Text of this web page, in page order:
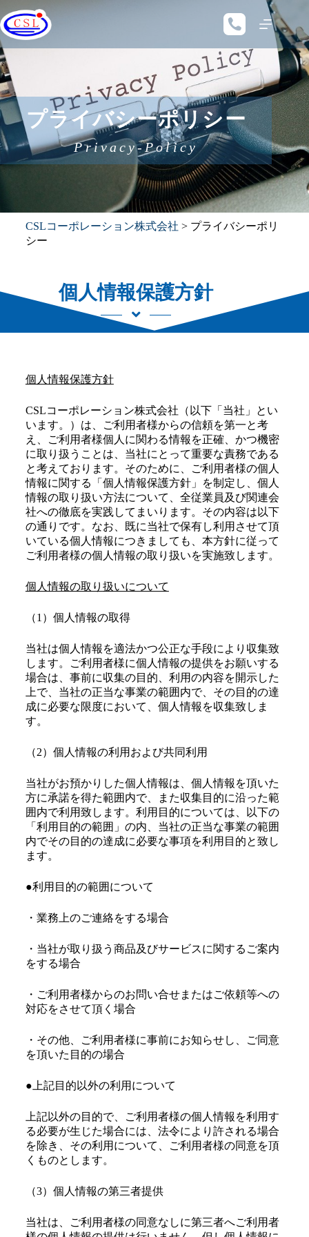
プライバシーポリシー
Privacy-Policy
CSLコーポレーション株式会社 > プライバシーポリ
シー
個人情報保護方針
個人情報保護方針
CSLコーポレーション株式会社（以下「当社」とい
います。）は、ご利用者様からの信頼を第一と考
え、ご利用者様個人に関わる情報を正確、かつ機密
に取り扱うことは、当社にとって重要な責務である
と考えております。そのために、ご利用者様の個人
情報に関する「個人情報保護方針」を制定し、個人
情報の取り扱い方法について、全従業員及び関連会
社への徹底を実践してまいります。その内容は以下
の通りです。なお、既に当社で保有し利用させて頂
いている個人情報につきましても、本方針に従って
ご利用者様の個人情報の取り扱いを実施致します。
個人情報の取り扱いについて
（1）個人情報の取得
当社は個人情報を適法かつ公正な手段により収集致
します。ご利用者様に個人情報の提供をお願いする
場合は、事前に収集の目的、利用の内容を開示した
上で、当社の正当な事業の範囲内で、その目的の達
成に必要な限度において、個人情報を収集致しま
す。
（2）個人情報の利用および共同利用
当社がお預かりした個人情報は、個人情報を頂いた
方に承諾を得た範囲内で、また収集目的に沿った範
囲内で利用致します。利用目的については、以下の
「利用目的の範囲」の内、当社の正当な事業の範囲
内でその目的の達成に必要な事項を利用目的と致し
ます。
●利用目的の範囲について
・業務上のご連絡をする場合
・当社が取り扱う商品及びサービスに関するご案内
をする場合
・ご利用者様からのお問い合せまたはご依頼等への
対応をさせて頂く場合
・その他、ご利用者様に事前にお知らせし、ご同意
を頂いた目的の場合
●上記目的以外の利用について
上記以外の目的で、ご利用者様の個人情報を利用す
る必要が生じた場合には、法令により許される場合
を除き、その利用について、ご利用者様の同意を頂
くものとします。
（3）個人情報の第三者提供
当社は、ご利用者様の同意なしに第三者へご利用者